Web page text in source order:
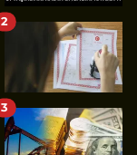
2
3